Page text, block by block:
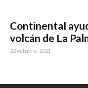
Continental
volcán de La
22 octubre, 2021